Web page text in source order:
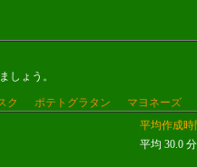
しょう。
ク ポテトグラタン
マヨネーズ
平均作成時
平均 30.0 分